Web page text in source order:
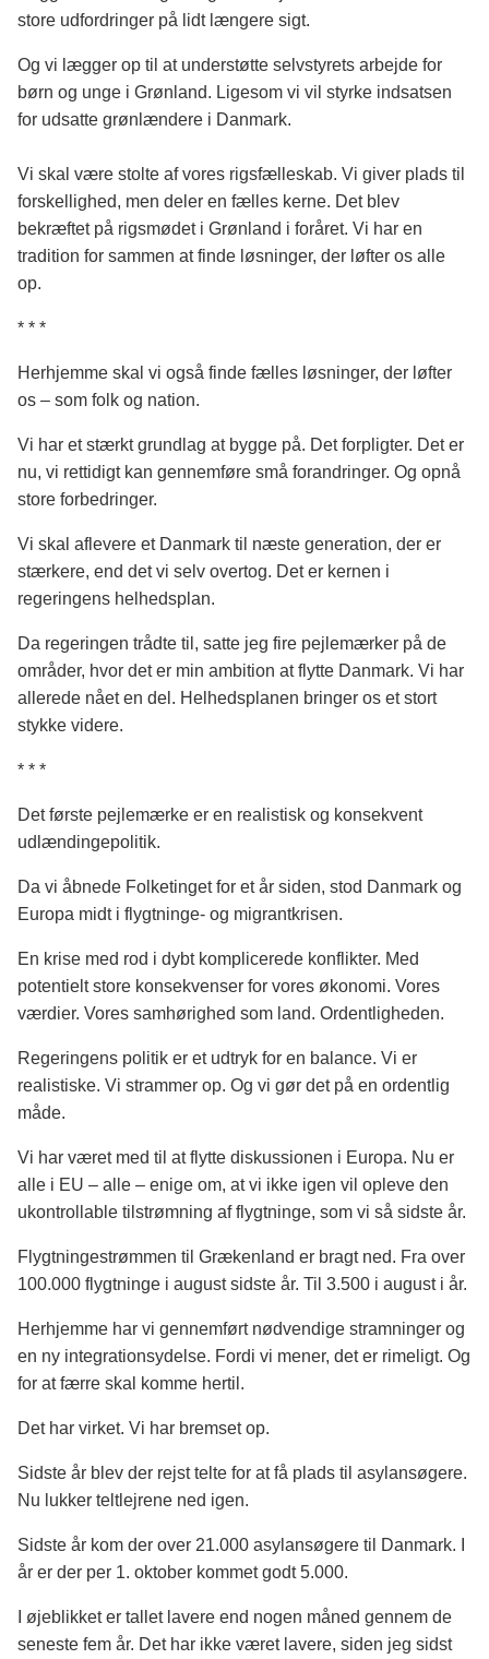
store udfordringer på lidt længere sigt.
Og vi lægger op til at understøtte selvstyrets arbejde for
børn og unge i Grønland. Ligesom vi vil styrke indsatsen
for udsatte grønlændere i Danmark.
Vi skal være stolte af vores rigsfælleskab. Vi giver plads til
forskellighed, men deler en fælles kerne. Det blev
bekræftet på rigsmødet i Grønland i foråret. Vi har en
tradition for sammen at finde løsninger, der løfter os alle
op.
* * *
Herhjemme skal vi også finde fælles løsninger, der løfter
os – som folk og nation.
Vi har et stærkt grundlag at bygge på. Det forpligter. Det er
nu, vi rettidigt kan gennemføre små forandringer. Og opnå
store forbedringer.
Vi skal aflevere et Danmark til næste generation, der er
stærkere, end det vi selv overtog. Det er kernen i
regeringens helhedsplan.
Da regeringen trådte til, satte jeg fire pejlemærker på de
områder, hvor det er min ambition at flytte Danmark. Vi har
allerede nået en del. Helhedsplanen bringer os et stort
stykke videre.
* * *
Det første pejlemærke er en realistisk og konsekvent
udlændingepolitik.
Da vi åbnede Folketinget for et år siden, stod Danmark og
Europa midt i flygtninge- og migrantkrisen.
En krise med rod i dybt komplicerede konflikter. Med
potentielt store konsekvenser for vores økonomi. Vores
værdier. Vores samhørighed som land. Ordentligheden.
Regeringens politik er et udtryk for en balance. Vi er
realistiske. Vi strammer op. Og vi gør det på en ordentlig
måde.
Vi har været med til at flytte diskussionen i Europa. Nu er
alle i EU – alle – enige om, at vi ikke igen vil opleve den
ukontrollable tilstrømning af flygtninge, som vi så sidste år.
Flygtningestrømmen til Grækenland er bragt ned. Fra over
100.000 flygtninge i august sidste år. Til 3.500 i august i år.
Herhjemme har vi gennemført nødvendige stramninger og
en ny integrationsydelse. Fordi vi mener, det er rimeligt. Og
for at færre skal komme hertil.
Det har virket. Vi har bremset op.
Sidste år blev der rejst telte for at få plads til asylansøgere.
Nu lukker teltlejrene ned igen.
Sidste år kom der over 21.000 asylansøgere til Danmark. I
år er der per 1. oktober kommet godt 5.000.
I øjeblikket er tallet lavere end nogen måned gennem de
seneste fem år. Det har ikke været lavere, siden jeg sidst